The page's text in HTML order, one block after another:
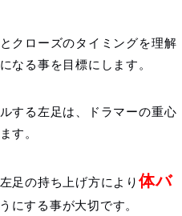
クローズのタイミングを理解
なる事を目標にします。
する左足は、ドラマーの重心
す。
足の持ち上げ方により体バ
にする事が大切です。